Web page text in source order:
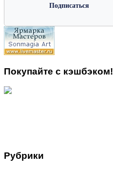
Покупайте с кэшбэком!
Рубрики